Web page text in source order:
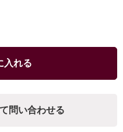
入れる
問い合わせる